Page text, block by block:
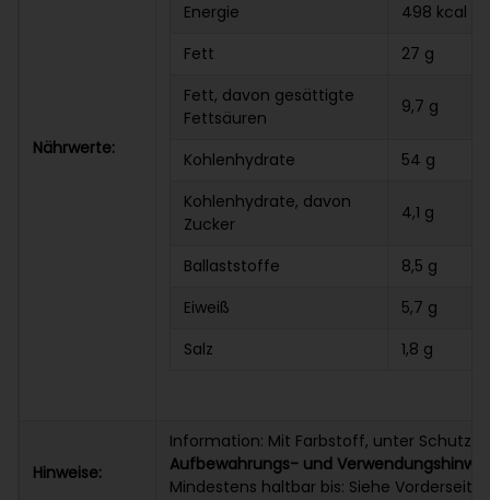
Nährwerte:
Energie
498 kcal
Fett
27 g
Fett, davon gesättigte
Fettsäuren
9,7 g
Kohlenhydrate
54 g
Kohlenhydrate, davon
Zucker
4,1 g
Ballaststoffe
8,5 g
Eiweiß
5,7 g
Salz
1,8 g
Hinweise:
Information: Mit Farbstoff, unter
Aufbewahrungs- und
Mindestens haltbar bis: Siehe